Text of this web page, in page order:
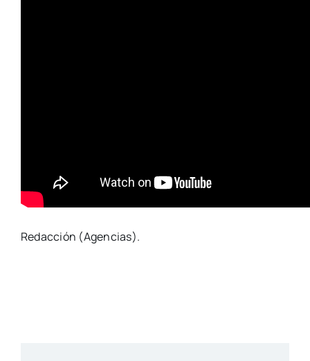
Redacción (Agencias).